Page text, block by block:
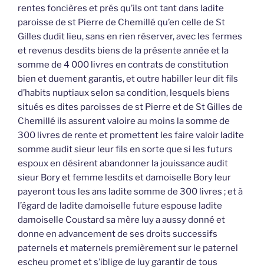
rentes foncières et prés qu’ils ont tant dans ladite
paroisse de st Pierre de Chemillé qu’en celle de St
Gilles dudit lieu, sans en rien réserver, avec les fermes
et revenus desdits biens de la présente année et la
somme de 4 000 livres en contrats de constitution
bien et duement garantis, et outre habiller leur dit fils
d’habits nuptiaux selon sa condition, lesquels biens
situés es dites paroisses de st Pierre et de St Gilles de
Chemillé ils assurent valoire au moins la somme de
300 livres de rente et promettent les faire valoir ladite
somme audit sieur leur fils en sorte que si les futurs
espoux en désirent abandonner la jouissance audit
sieur Bory et femme lesdits et damoiselle Bory leur
payeront tous les ans ladite somme de 300 livres ; et à
l’égard de ladite damoiselle future espouse ladite
damoiselle Coustard sa mère luy a aussy donné et
donne en advancement de ses droits successifs
paternels et maternels premièrement sur le paternel
escheu promet et s’iblige de luy garantir de tous